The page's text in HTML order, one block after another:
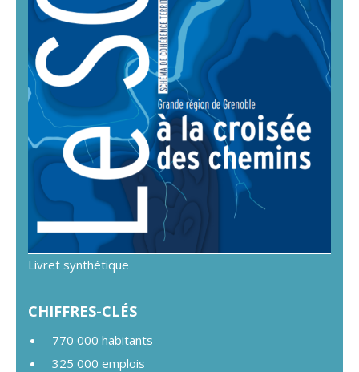
Livret synthétique
CHIFFRES-CLÉS
770 000 habitants
325 000 emplois